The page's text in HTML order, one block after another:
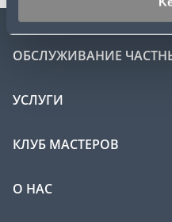
ОБСЛУЖИВАНИЕ
УСЛУГИ
КЛУБ МАСТЕРОВ
О НАС